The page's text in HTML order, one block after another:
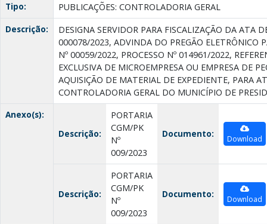
Tipo:
PUBLICAÇÕES: CONTROLADORIA GERAL
Descrição:
DESIGNA SERVIDOR PARA FISCALIZAÇÃO DA ATA
000078/2023, ADVINDA DO PREGÃO ELETRÔNICO
Nº 00059/2022, PROCESSO Nº 014961/2022,
EXCLUSIVA DE MICROEMPRESA OU EMPRESA DE
AQUISIÇÃO DE MATERIAL DE EXPEDIENTE, PARA
CONTROLADORIA GERAL DO MUNICÍPIO DE
Anexo(s):
Descrição:
PORTARIA
CGM/PK
Nº
009/2023
Documento: Download
Descrição:
PORTARIA
CGM/PK
Nº
009/2023
Documento: Download